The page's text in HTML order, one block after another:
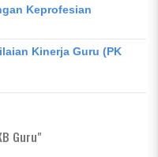
Keprofesian
Kinerja Guru (PK
Guru"